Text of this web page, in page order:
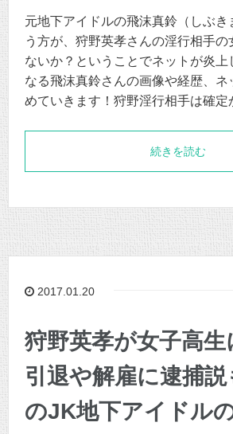
元地下アイドルの飛沫真鈴（しぶき
う方が、狩野英孝さんの淫行相手の
ないか？ということでネットが炎上
なる飛沫真鈴さんの画像や経歴、ネ
めていきます！狩野淫行相手は確定
続きを読む
2017.01.20
狩野英孝が女子高生
引退や解雇に逮捕
のJK地下アイドル